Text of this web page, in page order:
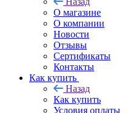
О магазине
О компании
Новости
Отзывы
Сертификаты
Контакты
Как купить
Назад
Как купить
Условия оплаты